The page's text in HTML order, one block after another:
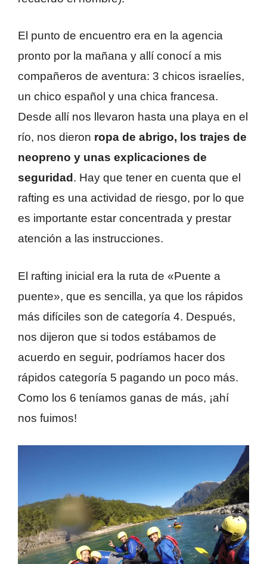
El punto de encuentro era en la agencia
pronto por la mañana y allí conocí a mis
compañeros de aventura: 3 chicos israelíes,
un chico español y una chica francesa.
Desde allí nos llevaron hasta una playa en el
río, nos dieron ropa de abrigo, los trajes de
neopreno y unas explicaciones de
seguridad . Hay que tener en cuenta que el
rafting es una actividad de riesgo, por lo que
es importante estar concentrada y prestar
atención a las instrucciones.
El rafting inicial era la ruta de «Puente a
puente», que es sencilla, ya que los rápidos
más difíciles son de categoría 4. Después,
nos dijeron que si todos estábamos de
acuerdo en seguir, podríamos hacer dos
rápidos categoría 5 pagando un poco más.
Como los 6 teníamos ganas de más, ¡ahí
nos fuimos!